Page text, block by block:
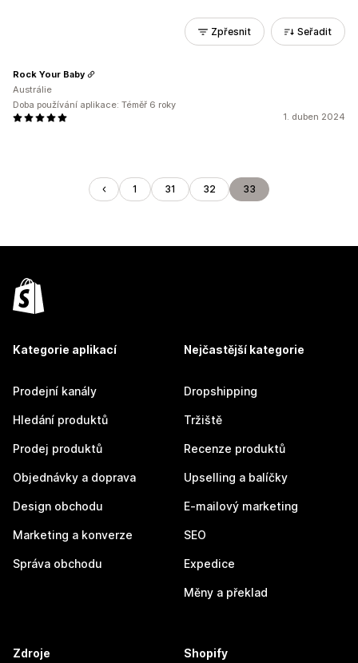
Zpřesnit Seřadit
1. duben 2024
Rock Your Baby
Austrálie
Doba používání aplikace: Téměř 6 roky
1 31 32 33
Kategorie aplikací
Prodejní kanály
Hledání produktů
Prodej produktů
Objednávky a doprava
Design obchodu
Marketing a konverze
Správa obchodu
Nejčastější kategorie
Dropshipping
Tržiště
Recenze produktů
Upselling a balíčky
E-mailový marketing
SEO
Expedice
Měny a překlad
Zdroje Shopify